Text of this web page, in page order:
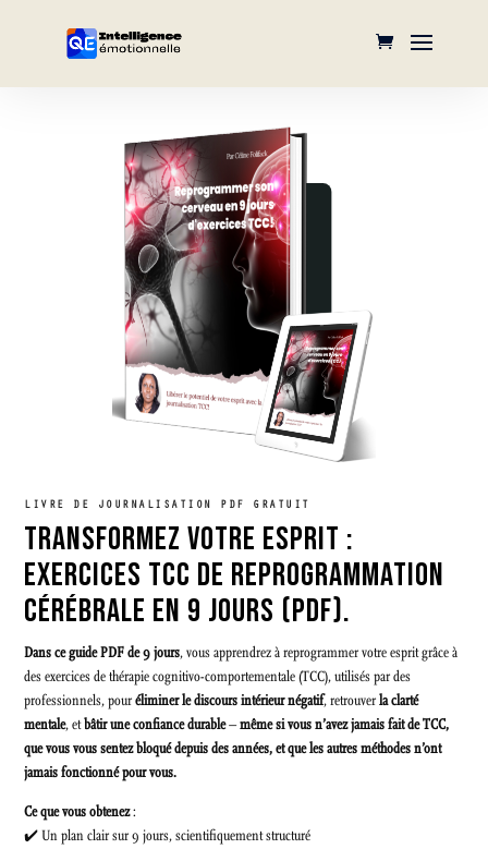
LIVRE DE JOURNALISATION PDF GRATUIT
TRANSFORMEZ VOTRE ESPRIT :
EXERCICES TCC DE REPROGRAMMATION
CÉRÉBRALE EN 9 JOURS (PDF).
Dans ce guide PDF de 9 jours, vous apprendrez à reprogrammer votre esprit grâce à
des exercices de thérapie cognitivo-comportementale (TCC), utilisés par des
professionnels, pouréliminer le discours intérieur négatif, retrouverla clarté
mentale, etbâtir une confiance durable–même si vous n’avez jamais fait de TCC,
que vous vous sentez bloqué depuis des années, et que les autres méthodes n’ont
jamais fonctionné pour vous.
Ce que vous obtenez:
✔️ Un plan clair sur 9 jours, scientifiquement structuré